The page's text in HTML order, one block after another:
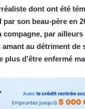
dont ont été
par son beau-père en
compagne, par
au détriment
plus d’être enfermé